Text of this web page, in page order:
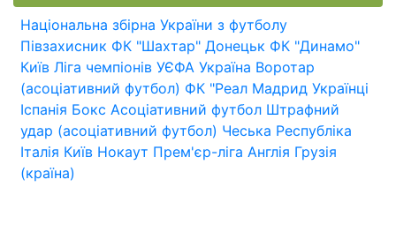
Національна збірна України з футболу
Півзахисник ФК "Шахтар" Донецьк ФК "Динамо"
Київ Ліга чемпіонів УЄФА Україна Воротар
(асоціативний футбол) ФК "Реал Мадрид Українці
Іспанія Бокс Асоціативний футбол Штрафний
удар (асоціативний футбол) Чеська Республіка
Італія Київ Нокаут Прем'єр-ліга Англія Грузія
(країна)